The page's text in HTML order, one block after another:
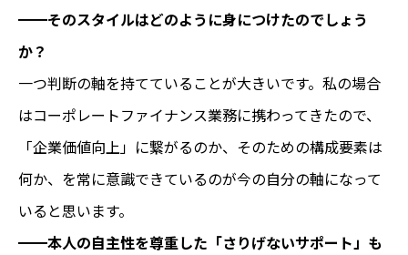
━━そのスタイルはどのように身につけたのでしょう
か？
一つ判断の軸を持てていることが大きいです。私の場合
はコーポレートファイナンス業務に携わってきたので、
「企業価値向上」に繋がるのか、そのための構成要素は
何か、を常に意識できているのが今の自分の軸になって
いると思います。
━━本人の自主性を尊重した「さりげないサポート」も